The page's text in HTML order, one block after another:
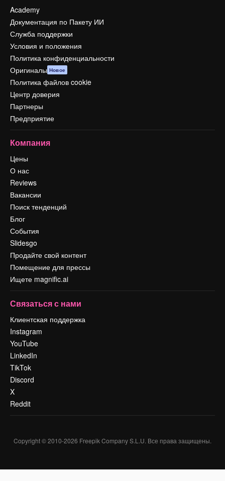
Academy
Документация по Пакету ИИ
Служба поддержки
Условия и положения
Политика конфиденциальности
Оригиналы Новое
Политика файлов cookie
Центр доверия
Партнеры
Предприятие
Компания
Цены
О нас
Reviews
Вакансии
Поиск тенденций
Блог
События
Slidesgo
Продайте свой контент
Помещение для прессы
Ищете magnific.ai
Связаться с нами
Клиентская поддержка
Instagram
YouTube
LinkedIn
TikTok
Discord
X
Reddit
Copyright © 2010-2026 Freepik Company S.L.U. Все права защищены.